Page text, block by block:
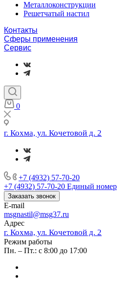
Металлоконструкции
Решетчатый настил
Контакты
Сферы применения
Сервис
0
г. Кохма, ул. Кочетовой д. 2
+7 (4932) 57-70-20
+7 (4932) 57-70-20 Единый номер
Заказать звонок
E-mail
msgnastil@msg37.ru
Адрес
г. Кохма, ул. Кочетовой д. 2
Режим работы
Пн. – Пт.: с 8:00 до 17:00